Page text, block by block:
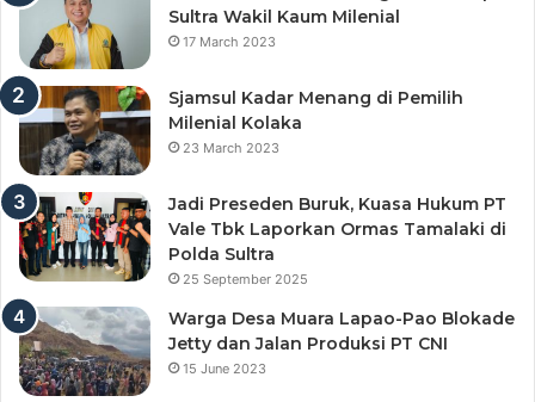
Sultra Wakil Kaum Milenial
17 March 2023
Sjamsul Kadar Menang di Pemilih
Milenial Kolaka
23 March 2023
Jadi Preseden Buruk, Kuasa Hukum PT
Vale Tbk Laporkan Ormas Tamalaki di
Polda Sultra
25 September 2025
Warga Desa Muara Lapao-Pao Blokade
Jetty dan Jalan Produksi PT CNI
15 June 2023